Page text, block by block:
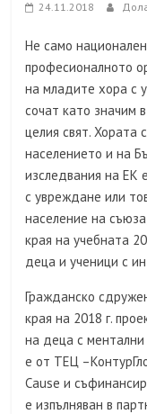
24.11.2018
Не само
професионалното
на младите хора с
сочат като значим
целия свят. Хората
населението и на
изследвания на ЕК
с увреждане или
население на
края на учебната
деца и ученици с
Гражданско
края на 2018 г.
на деца с ментални
е от ТЕЦ
Cause и
е изпълняван в